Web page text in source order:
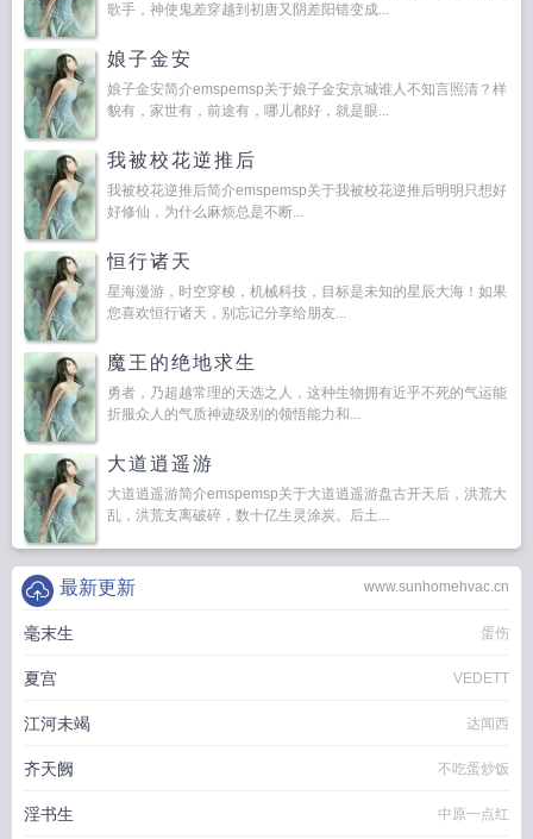
歌手，神使鬼差穿越到初唐又阴差阳错变成...
娘子金安
娘子金安简介emspemsp关于娘子金安京城谁人不知言照清？样
貌有，家世有，前途有，哪儿都好，就是眼...
我被校花逆推后
我被校花逆推后简介emspemsp关于我被校花逆推后明明只想好
好修仙，为什么麻烦总是不断...
恒行诸天
星海漫游，时空穿梭，机械科技，目标是未知的星辰大海！如果
您喜欢恒行诸天，别忘记分享给朋友...
魔王的绝地求生
勇者，乃超越常理的天选之人，这种生物拥有近乎不死的气运能
折服众人的气质神迹级别的领悟能力和...
大道逍遥游
大道逍遥游简介emspemsp关于大道逍遥游盘古开天后，洪荒大
乱，洪荒支离破碎，数十亿生灵涂炭。后土...
www.sunhomehvac.cn
最新更新
毫末生 蛋伤
夏宫 VEDETT
江河未竭 达闻西
齐天阙 不吃蛋炒饭
淫书生 中原一点红